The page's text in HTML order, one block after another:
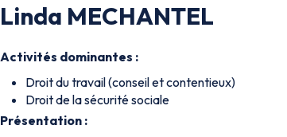
Linda MECHANTEL
Activités dominantes :
Droit du travail (conseil et contentieux)
Droit de la sécurité sociale
Présentation :